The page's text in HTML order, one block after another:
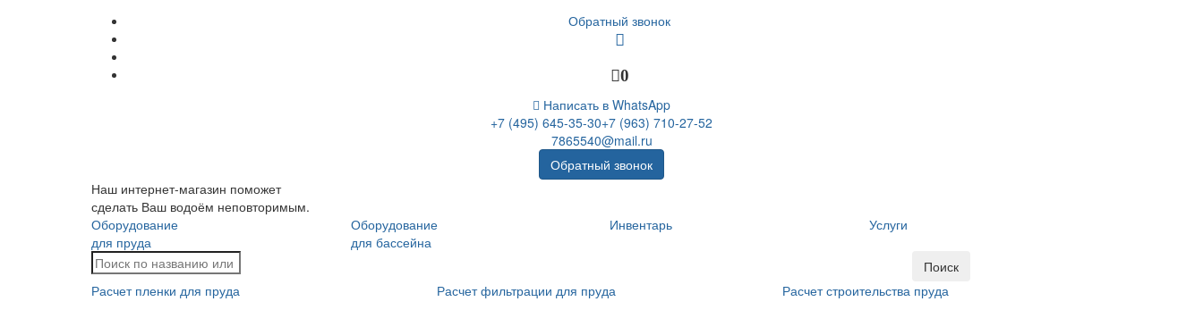
Обратный звонок
0
Написать в WhatsApp
+7 (495) 645-35-30+7 (963) 710-27-52
7865540@mail.ru
Обратный звонок
Наш интернет-магазин поможет
сделать Ваш водоём неповторимым.
Оборудование
для пруда
Оборудование
для бассейна
Инвентарь Услуги
Поиск
Расчет пленки для пруда
Расчет фильтрации для пруда
Расчет строительства пруда